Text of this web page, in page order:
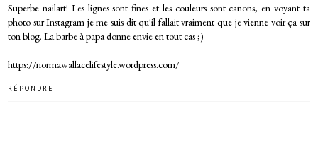
Superbe nailart! Les lignes sont fines et les couleurs sont canons, en voyant ta
photo sur Instagram je me suis dit qu'il fallait vraiment que je vienne voir ça sur
ton blog. La barbe à papa donne envie en tout cas ;)
https://normawallacelifestyle.wordpress.com/
RÉPONDRE